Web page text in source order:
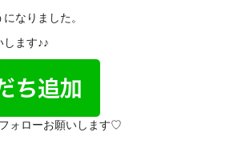
なりました。
します♪♪
ォローお願いします♡